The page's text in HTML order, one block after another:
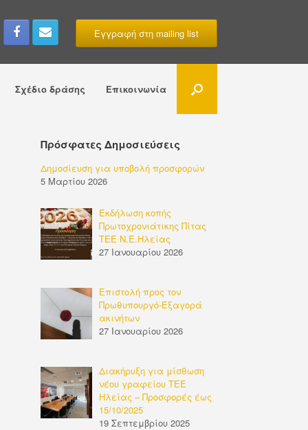
Εγγραφή στη mailing list
Σχέδιο δράσης Επικοινωνία
Πρόσφατες Δημοσιεύσεις
Δημοσίευση για υποβολή προσφορών
5 Μαρτίου 2026
Εκδήλωση κοπής
Πρωτοχρονιάτικης Πίτας
ΤΕΕ Ν.Ε.Ηλείας
27 Ιανουαρίου 2026
Επιστολή προς τον
Πρωθυπουργό-Εξαγορά
ακινήτων
27 Ιανουαρίου 2026
Διακήρυξη για μίσθωση
νέου γραφείου ΤΕΕ
Ηλείας – Προσφορές έως
15/10/2025
19 Σεπτεμβρίου 2025